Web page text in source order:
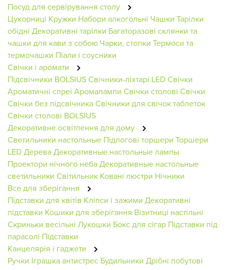
Посуд для сервірування столу
Цукорниці Кружки Набори алкогольні Чашки Тарілки
обідні Декоративні тарілки Багаторазові склянки та
чашки для кави з собою Чарки, стопки Термоси та
термочашки Піали і соусники
Свічки і аромати
Підсвічники BOLSIUSСвічники-ліхтарі LED Свічки
Ароматичні спреїАромалампи Свічки столові Свічки
Свічки без підсвічникаСвічники для свічок таблеток
Свічки столові BOLSIUS
Декоративне освітлення для дому
Светильники настольные Підлогові торшери Торшери
LED ДереваДекоративные настольные лампы
Проектори нічного небаДекоративные настольные
светильники Світильник Ковані люстри Нічники
Все для зберігання
Підставки для квітів Кліпси і зажими Декоративні
підставки Кошики для зберігання Візитниці настільні
Скриньки весільні Лукошки Бокс для сігар Підставки під
парасолі Підставки
Канцелярія і гаджети
Ручки Іграшка антистрес Будильники Дрібні побутові